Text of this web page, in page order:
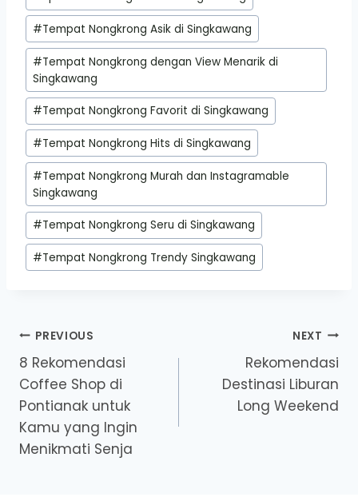
#Tempat Nongkrong Asik di Singkawang
#Tempat Nongkrong dengan View Menarik di
Singkawang
#Tempat Nongkrong Favorit di Singkawang
#Tempat Nongkrong Hits di Singkawang
#Tempat Nongkrong Murah dan Instagramable
Singkawang
#Tempat Nongkrong Seru di Singkawang
#Tempat Nongkrong Trendy Singkawang
Post
navigation
PREVIOUS
8 Rekomendasi
Coffee Shop di
Pontianak untuk
Kamu yang Ingin
Menikmati Senja
NEXT
Rekomendasi
Destinasi Liburan
Long Weekend